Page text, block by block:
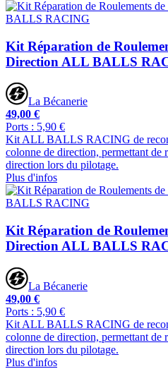
Kit Réparation de
Direction ALL BALLS
La Bécanerie
49,00 €
Ports : 5,90 €
Kit ALL BALLS RACING de
colonne de direction, permettant
direction lors du pilotage.
Plus d'infos
Kit Réparation de
Direction ALL BALLS
La Bécanerie
49,00 €
Ports : 5,90 €
Kit ALL BALLS RACING de
colonne de direction, permettant
direction lors du pilotage.
Plus d'infos